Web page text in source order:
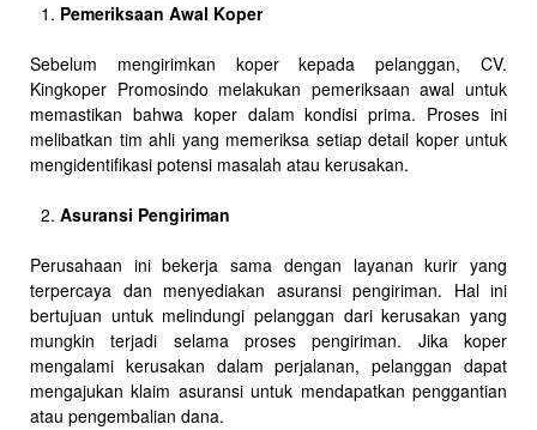
Pemeriksaan Awal Koper
Sebelum mengirimkan koper kepada pelanggan, CV.
Kingkoper Promosindo melakukan pemeriksaan awal untuk
memastikan bahwa koper dalam kondisi prima. Proses ini
melibatkan tim ahli yang memeriksa setiap detail koper untuk
mengidentifikasi potensi masalah atau kerusakan.
Asuransi Pengiriman
Perusahaan ini bekerja sama dengan layanan kurir yang
terpercaya dan menyediakan asuransi pengiriman. Hal ini
bertujuan untuk melindungi pelanggan dari kerusakan yang
mungkin terjadi selama proses pengiriman. Jika koper
mengalami kerusakan dalam perjalanan, pelanggan dapat
mengajukan klaim asuransi untuk mendapatkan penggantian
atau pengembalian dana.